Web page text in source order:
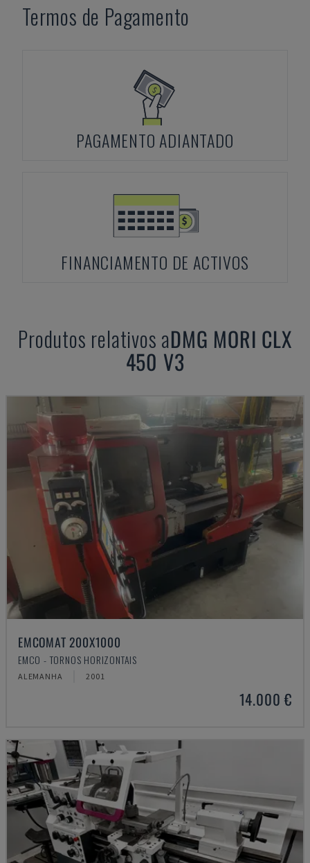
Termos de Pagamento
PAGAMENTO ADIANTADO
FINANCIAMENTO DE ACTIVOS
Produtos relativos aDMG MORI CLX
450 V3
EMCOMAT 200X1000
EMCO - TORNOS HORIZONTAIS
ALEMANHA 2001
14.000 €